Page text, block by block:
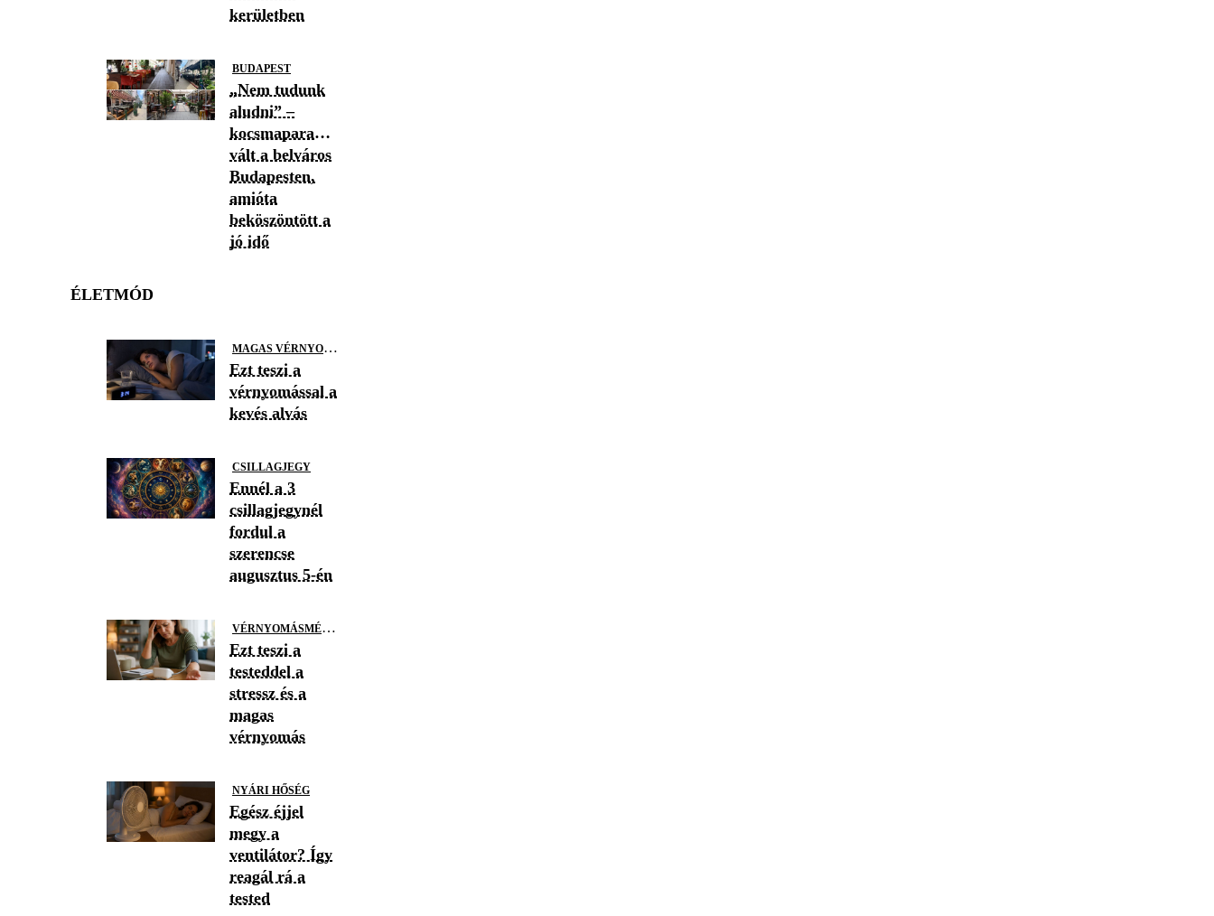
kerületben
BUDAPEST
„Nem tudunk
aludni” –
kocsmaparadicsommá
vált a belváros
Budapesten,
amióta
beköszöntött a
jó idő
ÉLETMÓD
M
AGAS VÉRNYOMÁS
Ezt teszi a
vérnyomással a
kevés alvás
CSILLAGJEGY
Ennél a 3
csillagjegynél
fordul a
szerencse
augusztus 5-én
V
ÉRNYOMÁSMÉRÉS
Ezt teszi a
testeddel a
stressz és a
magas
vérnyomás
NYÁRI HŐSÉG
Egész éjjel
megy a
ventilátor? Így
reagál rá a
tested